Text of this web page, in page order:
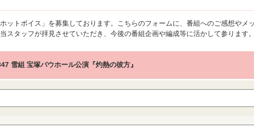
ットボイス」を募集しております。こちらのフォームに、番組へのご感想やメ
スタッフが拝見させていただき、今後の番組企画や編成等に活かして参ります。
雪組 宝塚バウホール公演『灼熱の彼方』